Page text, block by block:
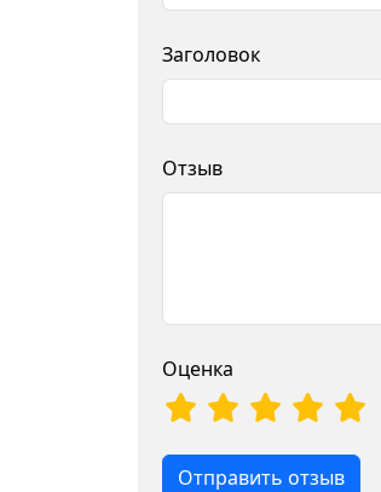
Заголовок
Отзыв
Оценка
Отправить отзыв